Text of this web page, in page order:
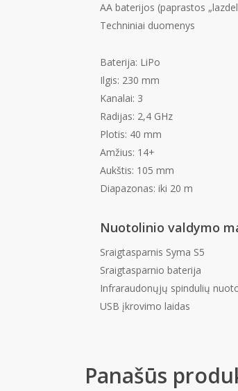
AA baterijos (paprastos
Techniniai duomenys
Baterija: LiPo
Ilgis: 230 mm
Kanalai: 3
Radijas: 2,4 GHz
Plotis: 40 mm
Amžius: 14+
Aukštis: 105 mm
Diapazonas: iki 20 m
Nuotolinio valdymo
Sraigtasparnis Syma S5
Sraigtasparnio baterija
Infraraudonųjų spindulių
USB įkrovimo laidas
Panašūs